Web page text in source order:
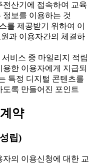
전산기에 접속하여 교육
보를 이용하는 것
를 제공받기 위하여 이
과 이용자간의 체결하
비스 중 마일리지 적립
한 이용자에게 지급되
특정 디지털 콘텐츠를
록 만들어진 포인트
약
립)
의 이용신청에 대한 교